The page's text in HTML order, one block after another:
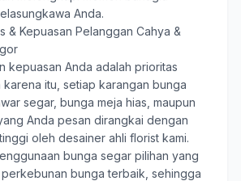
Anda.
& Kepuasan Pelanggan Cahya &
kepuasan Anda adalah prioritas
karena itu, setiap karangan bunga
segar, bunga meja hias, maupun
Anda pesan dirangkai dengan
oleh desainer ahli florist kami.
bunga segar pilihan yang
bunga terbaik, sehingga